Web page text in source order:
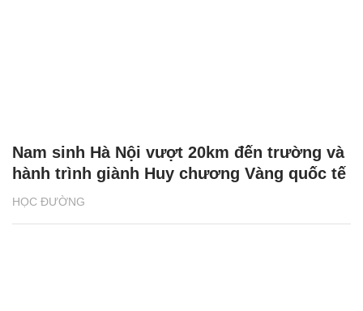
HỌC ĐƯỜNG
Nam sinh Hà Nội vượt 20km đến trường và
hành trình giành Huy chương Vàng quốc tế